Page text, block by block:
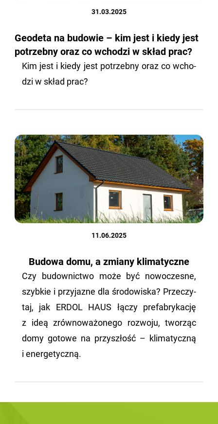
31.03.2025
Geodeta na budowie – kim jest i kiedy jest
potrzebny oraz co wchodzi w skład prac?
Kim jest i kiedy jest po­trzeb­ny oraz co wcho­
dzi w skład prac?
11.06.2025
Budowa domu, a zmiany klimatyczne
Czy bu­dow­nic­two może być no­wo­cze­sne,
szyb­kie i przy­ja­zne dla śro­do­wi­ska? Prze­czy­
taj, jak ERDOL HAUS łączy pre­fa­bry­ka­cję
z ideą zrów­no­wa­żo­ne­go roz­wo­ju, two­rząc
domy go­to­we na przy­szłość – kli­ma­tycz­ną
i ener­ge­tycz­ną.